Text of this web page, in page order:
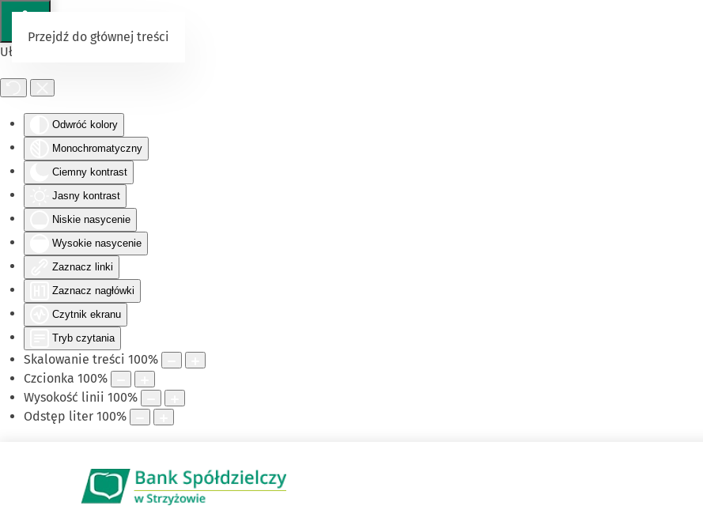
Ułatwienia dostępu
Odwróć kolory
Monochromatyczny
Ciemny kontrast
Jasny kontrast
Niskie nasycenie
Wysokie nasycenie
Zaznacz linki
Zaznacz nagłówki
Czytnik ekranu
Tryb czytania
Skalowanie treści 100%
Czcionka 100%
Wysokość linii 100%
Odstęp liter 100%
Przejdź do głównej treści